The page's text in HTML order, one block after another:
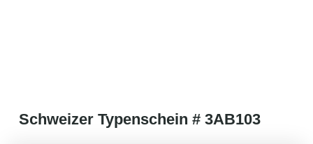
Schweizer Typenschein # 3AB103